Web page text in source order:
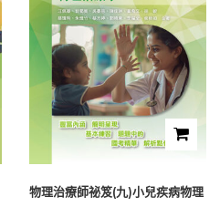
物理治療師祕笈(九)小兒疾病物理